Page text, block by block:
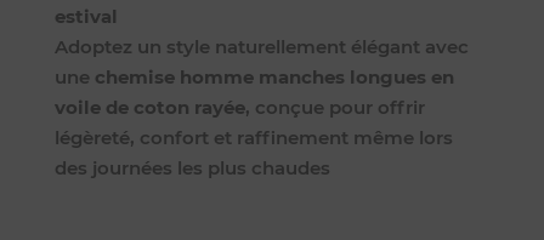
estival
Adoptez un style naturellement élégant avec
une chemise homme manches longues en
voile de coton rayée, conçue pour offrir
légèreté, confort et raffinement même lors
des journées les plus chaudes